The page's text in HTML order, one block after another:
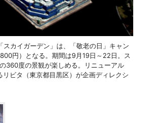
カイガーデン」は、「敬老の日」キャン
円）となる。期間は9月19日～22日。ス
360度の景観が楽しめる。リニューアル
ビタ（東京都目黒区）が企画ディレクシ